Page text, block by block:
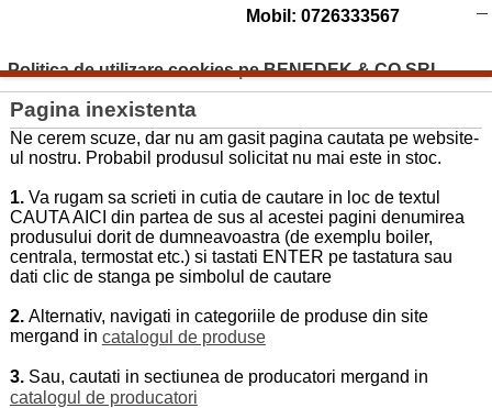
Mobil: 0726333567
Politica de utilizare cookies pe BENEDEK & CO SRL
Pagina inexistenta
Ne cerem scuze, dar nu am gasit pagina cautata pe website-
ul nostru. Probabil produsul solicitat nu mai este in stoc.
1. Va rugam sa scrieti in cutia de cautare in loc de textul
CAUTA AICI din partea de sus al acestei pagini denumirea
produsului dorit de dumneavoastra (de exemplu boiler,
centrala, termostat etc.) si tastati ENTER pe tastatura sau
dati clic de stanga pe simbolul de cautare
2. Alternativ, navigati in categoriile de produse din site
mergand in catalogul de produse
3. Sau, cautati in sectiunea de producatori mergand in
catalogul de producatori